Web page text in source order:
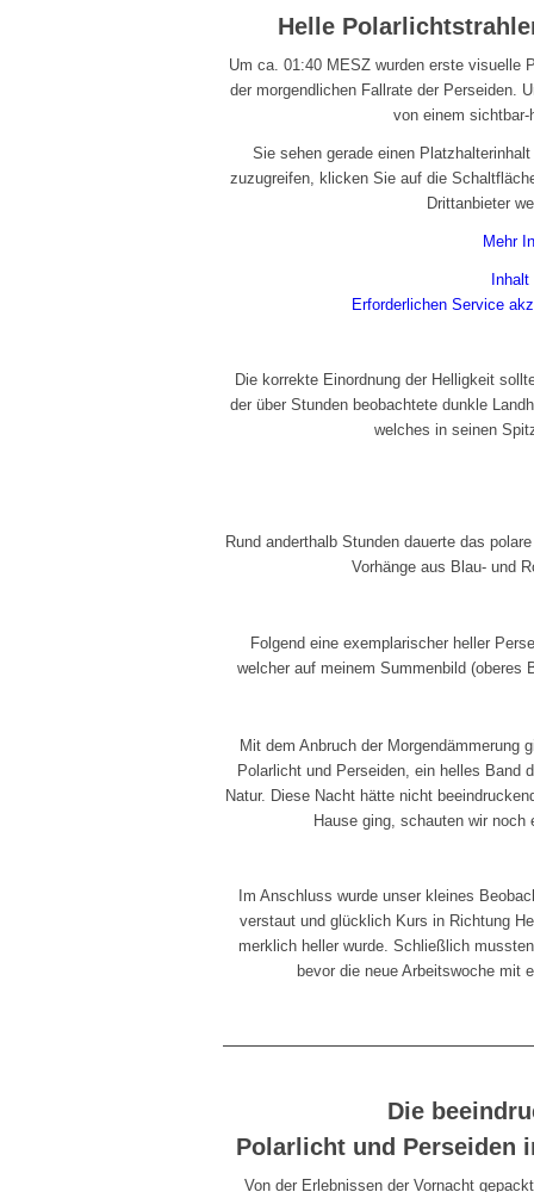
Helle
Um ca. 01:40 MESZ wurden erste visuelle
der morgendlichen Fallrate der Perseiden.
von einem
Sie sehen gerade einen
zuzugreifen, klicken Sie auf die
Drittanbieter
Mehr
Erforderlichen Service
Die korrekte Einordnung der Helligkeit
der über Stunden beobachtete dunkle
welches in seinen
Rund anderthalb Stunden dauerte das
Vorhänge aus Blau- und
Folgend eine exemplarischer heller
welcher auf meinem Summenbild (oberes
Mit dem Anbruch der Morgendämmerung
Polarlicht und Perseiden, ein helles Band
Natur. Diese Nacht hätte nicht
Hause ging, schauten wir noch
Im Anschluss wurde unser kleines
verstaut und glücklich Kurs in Richtung
merklich heller wurde. Schließlich
bevor die neue Arbeitswoche mit
Die
Polarlicht und Perseiden
Von der Erlebnissen der Vornacht